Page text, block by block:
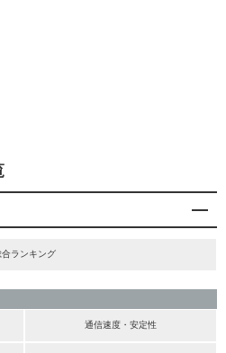
合ランキング
通信速度・安定性